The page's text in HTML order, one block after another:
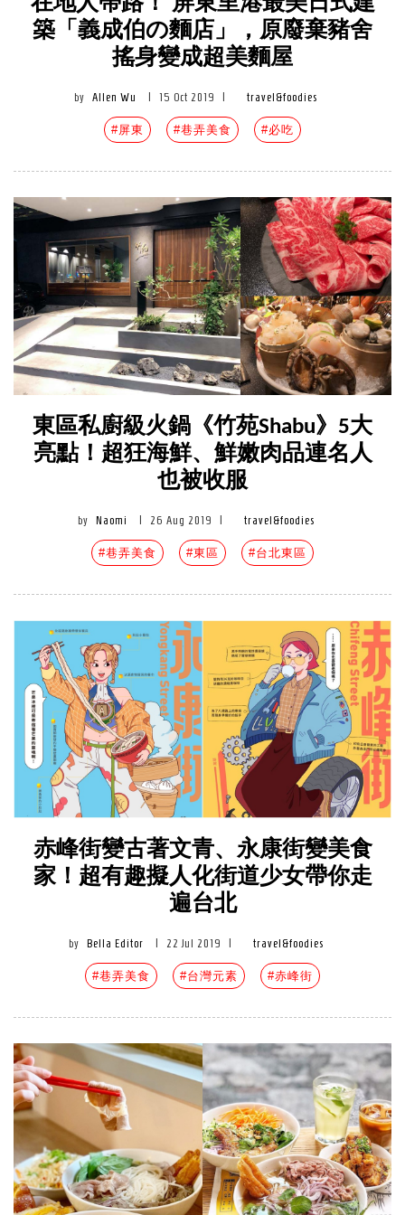
築「義成伯の麵店」，原廢棄豬舍
搖身變成超美麵屋
by Allen Wu 15 Oct 2019 travel&foodies
#屏東 #巷弄美食 #必吃
東區私廚級火鍋《竹苑Shabu》5大
亮點！超狂海鮮、鮮嫩肉品連名人
也被收服
by Naomi 26 Aug 2019 travel&foodies
#巷弄美食 #東區 #台北東區
赤峰街變古著文青、永康街變美食
家！超有趣擬人化街道少女帶你走
遍台北
by Bella Editor 22 Jul 2019 travel&foodies
#巷弄美食 #台灣元素 #赤峰街